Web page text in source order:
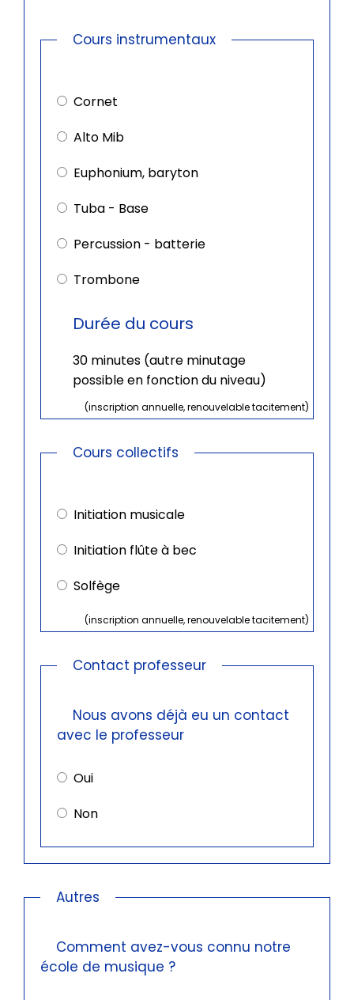
Cours instrumentaux
instrumentaux
Cornet
Alto Mib
Euphonium, baryton
Tuba - Base
Percussion - batterie
Trombone
Durée du cours
30 minutes (autre minutage
possible en fonction du niveau)
(inscription annuelle, renouvelable tacitement)
Cours collectifs
collectifs
Initiation musicale
Initiation flûte à bec
Solfège
(inscription annuelle, renouvelable tacitement)
Contact professeur
Nous avons déjà eu un contact
avec le professeur
Oui
Non
Autres
Comment avez-vous connu notre
école de musique ?